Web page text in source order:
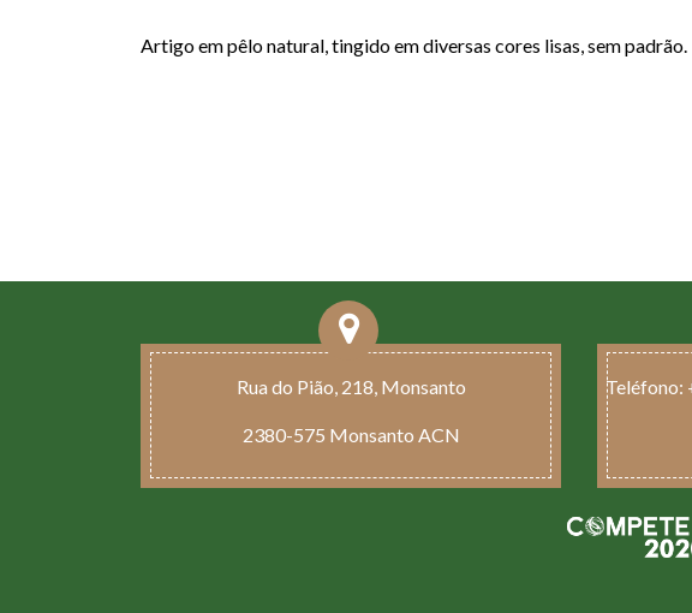
Artigo em pêlo natural, tingido em diversas cores lisas, sem padrão.
Rua do Pião, 218, Monsanto
2380-575 Monsanto ACN
Teléfono: